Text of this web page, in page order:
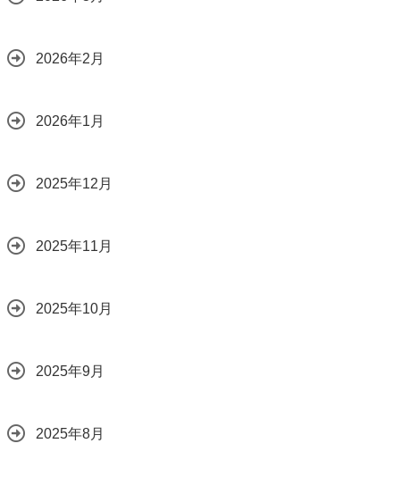
2026年2月
2026年1月
2025年12月
2025年11月
2025年10月
2025年9月
2025年8月